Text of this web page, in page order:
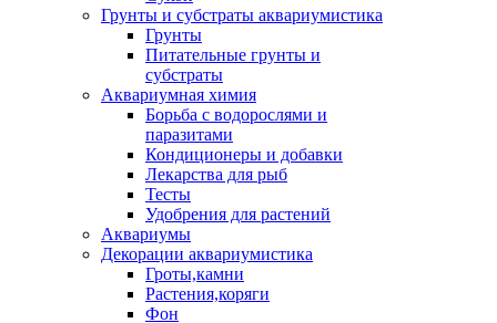
Грунты и субстраты аквариумистика
Грунты
Питательные грунты и
субстраты
Аквариумная химия
Борьба с водорослями и
паразитами
Кондиционеры и добавки
Лекарства для рыб
Тесты
Удобрения для растений
Аквариумы
Декорации аквариумистика
Гроты,камни
Растения,коряги
Фон